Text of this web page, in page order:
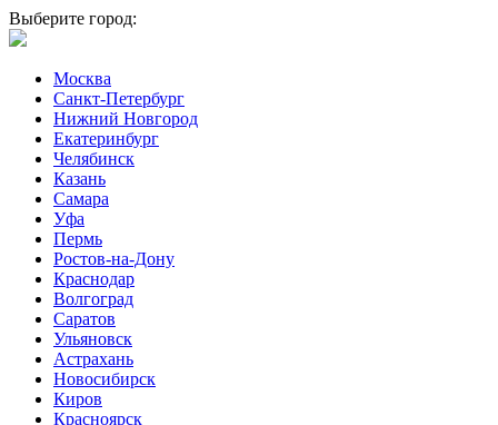
Выберите город:
Москва
Санкт-Петербург
Нижний Новгород
Екатеринбург
Челябинск
Казань
Самара
Уфа
Пермь
Ростов-на-Дону
Краснодар
Волгоград
Саратов
Ульяновск
Астрахань
Новосибирск
Киров
Красноярск